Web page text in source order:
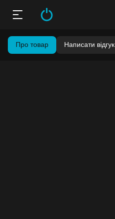
Про товар Написати відгук